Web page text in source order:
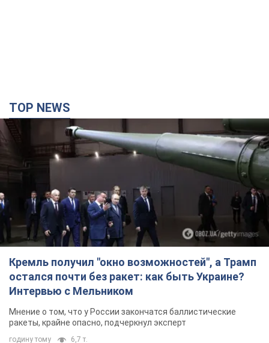
TOP NEWS
Кремль получил "окно возможностей", а Трамп
остался почти без ракет: как быть Украине?
Интервью с Мельником
Мнение о том, что у России закончатся баллистические
ракеты, крайне опасно, подчеркнул эксперт
годину тому 6,7 т.